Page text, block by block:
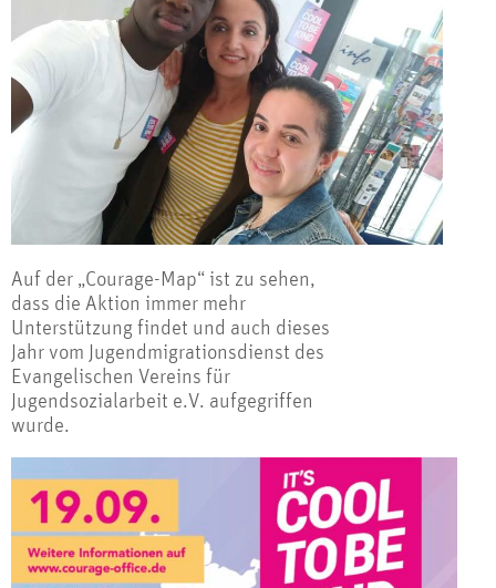
Auf der „Courage-Map“ ist zu sehen,
dass die Aktion immer mehr
Unterstützung findet und auch dieses
Jahr vom Jugendmigrationsdienst des
Evangelischen Vereins für
Jugendsozialarbeit e.V. aufgegriffen
wurde.